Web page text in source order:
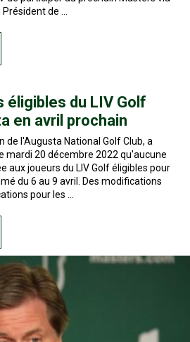
de …
éligibles du LIV Golf
en avril prochain
de l'Augusta National Golf Club, a
mardi 20 décembre 2022 qu'aucune
aux joueurs du LIV Golf éligibles pour
du 6 au 9 avril. Des modifications
pour les …